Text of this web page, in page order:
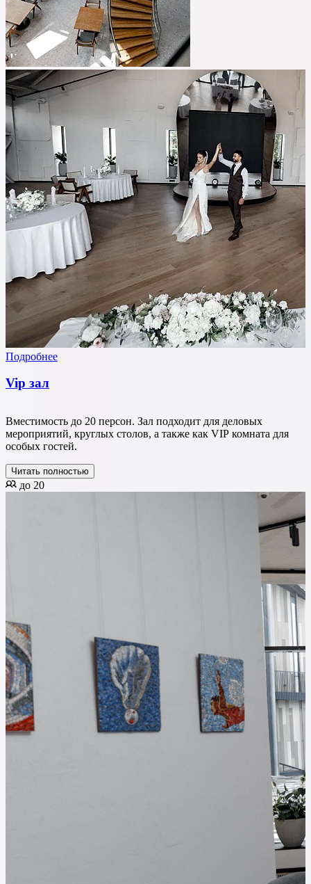
Подробнее
Vip зал
Вместимость до 20 персон. Зал подходит для деловых
мероприятий, круглых столов, а также как VIP комната для
особых гостей.
Читать полностью
до 20